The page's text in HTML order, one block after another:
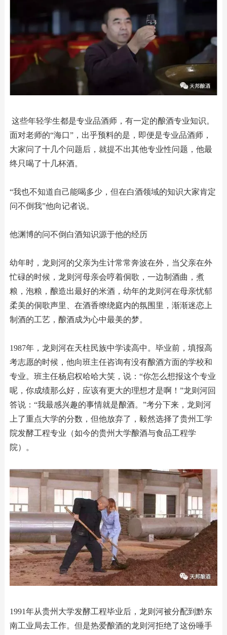
这些年轻学生都是专业品酒师，有一定的酿酒专业知识。
面对老师的“海口”，出乎预料的是，即便是专业品酒师，
大家问了十几个问题后，就提不出其他专业性问题，他最
终只喝了十几杯酒。
“我也不知道自己能喝多少，但在白酒领域的知识大家肯定
问不倒我”他向记者说。
他渊博的问不倒白酒知识源于他的经历
幼年时，龙则河的父亲为生计常常奔波在外，当父亲在外
忙碌的时候，龙则河母亲会哼着侗歌，一边制酒曲，煮
粮，泡粮，酿造出最好的米酒，幼年的龙则河在母亲忧郁
柔美的侗歌声里、在酒香缭绕庭内的氛围里，渐渐迷恋上
制酒的工艺，酿酒成为心中最美的梦。
1987年，龙则河在天柱民族中学读高中。毕业前，填报高
考志愿的时候，他向班主任咨询有没有酿酒方面的学校和
专业。班主任杨启权哈哈大笑，说：“你怎么想报这个专业
呢，你成绩那么好，应该有更大的理想才是啊！”龙则河回
答说：“我最感兴趣的事情就是酿酒。”考分下来，龙则河
上了重点大学的分数，但他放弃了，毅然选择了贵州工学
院发酵工程专业（如今的贵州大学酿酒与食品工程学
院）。
1991年从贵州大学发酵工程毕业后，龙则河被分配到黔东
南工业局去工作。但是热爱酿酒的龙则河拒绝了这份唾手